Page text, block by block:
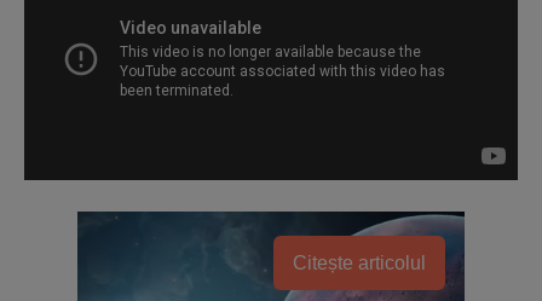
Citește articolul